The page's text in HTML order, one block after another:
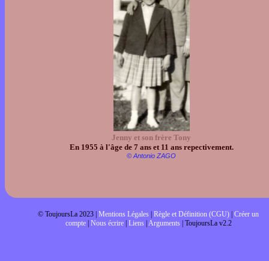
Jenny et son frère Tony
En 1955 à l'âge de 7 ans et 11 ans repectivement.
© Antonio ZAGO
© ToujoursLa 2023 | Mentions Légales Règle et Définition (CGU) Créer un
compte| Nous écrire| Liens| Arguments| ToujoursLa v2.2